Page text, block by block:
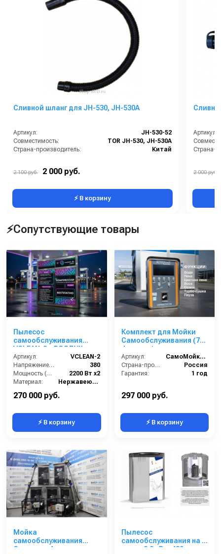
Сливной шланг для JH-530, JH-530A
Артикул:
JH-530-52
Совместимость:
TOR JH-530, JH-530A
Страна-производитель:
Китай
2 100 руб. 2 000 руб.
⚡ В корзину
Артикул:
Страна-
2 000 руб.
⚡Сопутствующие товары
Пылесос
самообслуживания
VCLEAN-2 + ВОЗДУХ
(подкачка шин)
Артикул:
VCLEAN-2
Напряжение (В):
380
Мощность (Вт):
2200 Вт x2
Материал:
Нержавеющая Сталь
270 000 руб.
⚡ В корзину
Комплект для Мойки
Самообслуживания (7
функции)
Артикул:
СамоМойки (7 функции)
Страна-производитель:
Россия
Гарантия:
1 год
297 000 руб.
⚡ В корзину
Мойка
самообслуживания
Стандарт 4 поста
Пылесос
самообслуживания на 2
поста 2,2 кВт- 400